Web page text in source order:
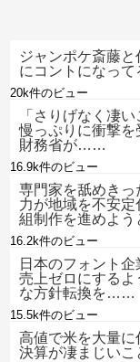
ジャンポケ斎藤
にコントになっ
20k件のビュー
「さりげなく凄
慢っぷりに衝撃
財務省が……
16.9k件のビュー
専門家を舐めき
力が地域を不安
組制作を進めよ
16.2k件のビュー
日本のフォント
売上ゼロにするよ
な方針転換を……
15.5k件のビュー
高値で米を大量
決算が凄まじい